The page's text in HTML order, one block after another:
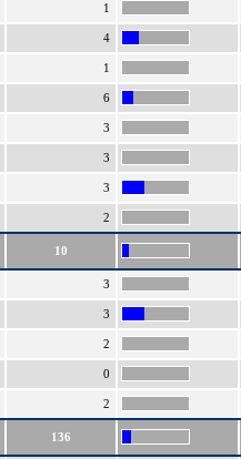
1
4
1
6
3
3
3
2
10
3
3
2
0
2
136